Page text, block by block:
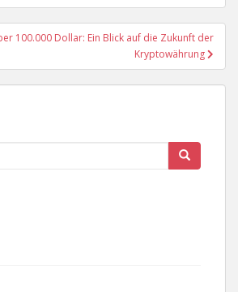
100.000 Dollar: Ein Blick auf die Zukunft der
Kryptowährung